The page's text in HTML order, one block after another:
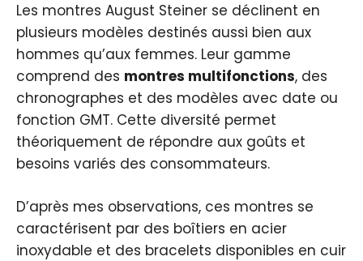
Les montres August Steiner se déclinent en
plusieurs modèles destinés aussi bien aux
hommes qu’aux femmes. Leur gamme
comprend des montres multifonctions, des
chronographes et des modèles avec date ou
fonction GMT. Cette diversité permet
théoriquement de répondre aux goûts et
besoins variés des consommateurs.
D’après mes observations, ces montres se
caractérisent par des boîtiers en acier
inoxydable et des bracelets disponibles en cuir